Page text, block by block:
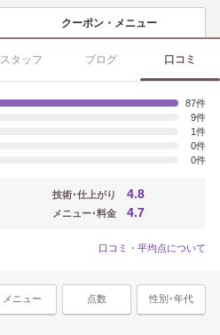
クーポン・メニュー
スタッフ ブログ 口コミ
87
9
1
0
0
技術･仕上がり 4.8
メニュー･料金 4.7
口コミ・平均点について
メニュー 点数 性別･年代